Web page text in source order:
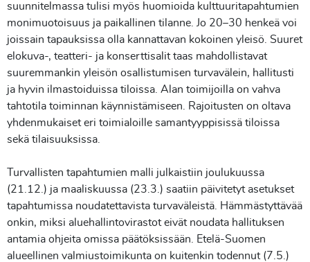
suunnitelmassa tulisi myös huomioida kulttuuritapahtumien
monimuotoisuus ja paikallinen tilanne. Jo 20–30 henkeä voi
joissain tapauksissa olla kannattavan kokoinen yleisö. Suuret
elokuva-, teatteri- ja konserttisalit taas mahdollistavat
suuremmankin yleisön osallistumisen turvavälein, hallitusti
ja hyvin ilmastoiduissa tiloissa. Alan toimijoilla on vahva
tahtotila toiminnan käynnistämiseen. Rajoitusten on oltava
yhdenmukaiset eri toimialoille samantyyppisissä tiloissa
sekä tilaisuuksissa.
Turvallisten tapahtumien malli julkaistiin joulukuussa
(21.12.) ja maaliskuussa (23.3.) saatiin päivitetyt asetukset
tapahtumissa noudatettavista turvaväleistä. Hämmästyttävää
onkin, miksi aluehallintovirastot eivät noudata hallituksen
antamia ohjeita omissa päätöksissään. Etelä-Suomen
alueellinen valmiustoimikunta on kuitenkin todennut (7.5.)